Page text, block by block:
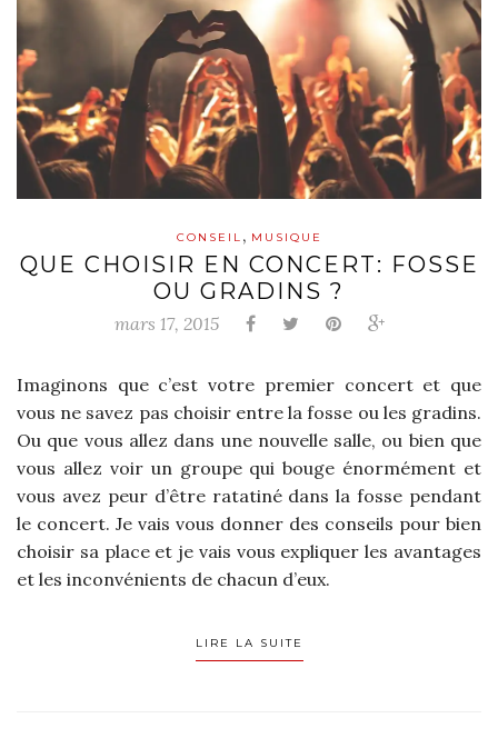
CONSEIL , MUSIQUE
QUE CHOISIR EN CONCERT: FOSSE
OU GRADINS ?
mars 17, 2015
Imaginons que c’est votre premier concert et que
vous ne savez pas choisir entre la fosse ou les gradins.
Ou que vous allez dans une nouvelle salle, ou bien que
vous allez voir un groupe qui bouge énormément et
vous avez peur d’être ratatiné dans la fosse pendant
le concert. Je vais vous donner des conseils pour bien
choisir sa place et je vais vous expliquer les avantages
et les inconvénients de chacun d’eux.
LIRE LA SUITE